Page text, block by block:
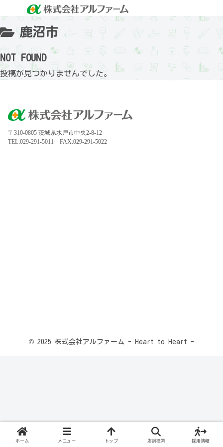
鹿沼市
NOT FOUND
投稿が見つかりませんでした。
〒310-0805 茨城県水戸市中央2-8-12
TEL:029-291-5011 FAX:029-291-5022
© 2025 株式会社アルファーム - Heart to Heart -
ホーム メニュー トップ 店舗検索 採用情報